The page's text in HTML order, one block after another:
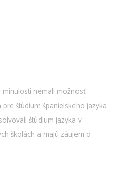
nemali možnosť
štúdium španielskeho jazyka
štúdium jazyka v
školách a majú záujem o